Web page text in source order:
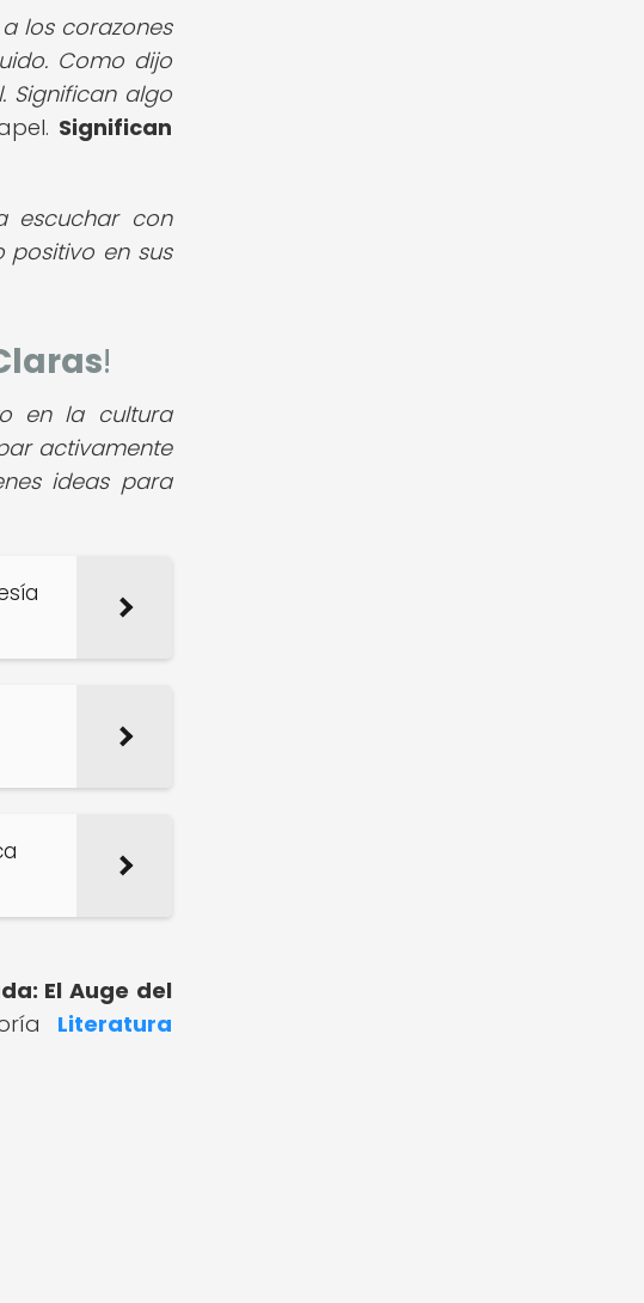
los corazones
Como dijo
Significan algo
Significan
escuchar con
en sus
!
en la cultura
activamente
ideas para
El Auge del
Literatura